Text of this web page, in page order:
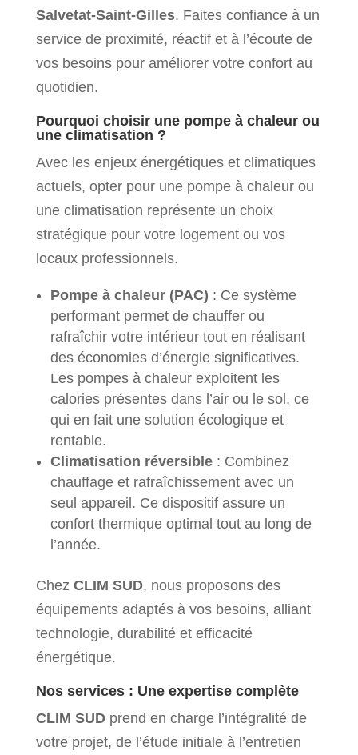
Salvetat-Saint-Gilles. Faites confiance à un
service de proximité, réactif et à l’écoute de
vos besoins pour améliorer votre confort au
quotidien.
Pourquoi choisir une pompe à chaleur ou
une climatisation ?
Avec les enjeux énergétiques et climatiques
actuels, opter pour une pompe à chaleur ou
une climatisation représente un choix
stratégique pour votre logement ou vos
locaux professionnels.
Pompe à chaleur (PAC) : Ce système
performant permet de chauffer ou
rafraîchir votre intérieur tout en réalisant
des économies d’énergie significatives.
Les pompes à chaleur exploitent les
calories présentes dans l’air ou le sol, ce
qui en fait une solution écologique et
rentable.
Climatisation réversible: Combinez
chauffage et rafraîchissement avec un
seul appareil. Ce dispositif assure un
confort thermique optimal tout au long de
l’année.
Chez CLIM SUD, nous proposons des
équipements adaptés à vos besoins, alliant
technologie, durabilité et efficacité
énergétique.
Nos services : Une expertise complète
CLIM SUDprend en charge l’intégralité de
votre projet, de l’étude initiale à l’entretien